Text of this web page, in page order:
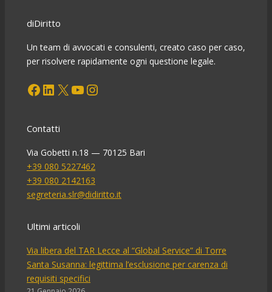
diDiritto
Un team di avvocati e consulenti, creato caso per caso,
per risolvere rapidamente ogni questione legale.
Facebook LinkedIn X YouTube Instagram
Contatti
Via Gobetti n.18 — 70125 Bari
+39 080 5227462
+39 080 2142163
segreteria.slr@didiritto.it
Ultimi articoli
Via libera del TAR Lecce al “Global Service” di Torre
Santa Susanna: legittima l’esclusione per carenza di
requisiti specifici